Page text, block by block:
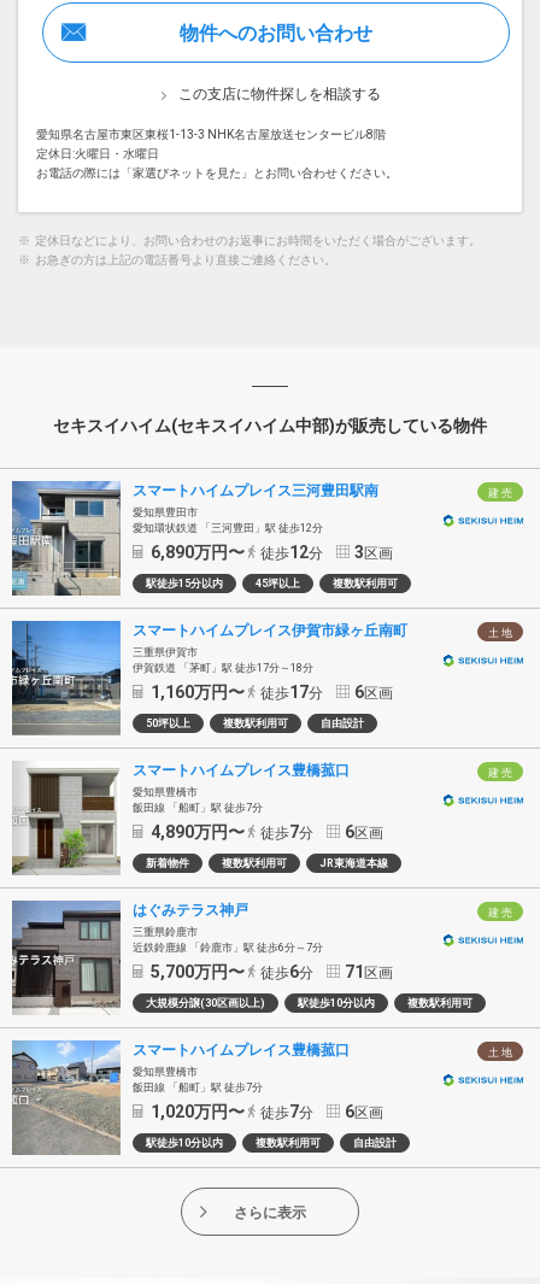
物件へのお問い合わせ
この支店に物件探しを相談する
愛知県名古屋市東区東桜1-13-3 NHK名古屋放送センタービル8階
定休日:火曜日・水曜日
お電話の際には「家選びネットを見た」とお問い合わせください。
※ 定休日などにより、お問い合わせのお返事にお時間をいただく場合がございます。
※ お急ぎの方は上記の電話番号より直接ご連絡ください。
セキスイハイム(セキスイハイム中部)が販売している物件
建 売
スマートハイムプレイス三河豊田駅南
愛知県豊田市
愛知環状鉄道 「三河豊田」駅 徒歩12分
6,890万円〜 徒歩12分 3区画
駅徒歩15分以内 45坪以上 複数駅利用可
土 地
スマートハイムプレイス伊賀市緑ヶ丘南町
三重県伊賀市
伊賀鉄道 「茅町」駅 徒歩17分～18分
1,160万円〜 徒歩17分 6区画
50坪以上 複数駅利用可 自由設計
建 売
スマートハイムプレイス豊橋菰口
愛知県豊橋市
飯田線 「船町」駅 徒歩7分
4,890万円〜 徒歩7分 6区画
新着物件 複数駅利用可 JR東海道本線
建 売
はぐみテラス神戸
三重県鈴鹿市
近鉄鈴鹿線 「鈴鹿市」駅 徒歩6分～7分
5,700万円〜 徒歩6分 71 区画
大規模分譲(30区画以上) 駅徒歩10分以内 複数駅利用可
土 地
スマートハイムプレイス豊橋菰口
愛知県豊橋市
飯田線 「船町」駅 徒歩7分
1,020万円〜 徒歩7分 6区画
駅徒歩10分以内 複数駅利用可 自由設計
さらに表示